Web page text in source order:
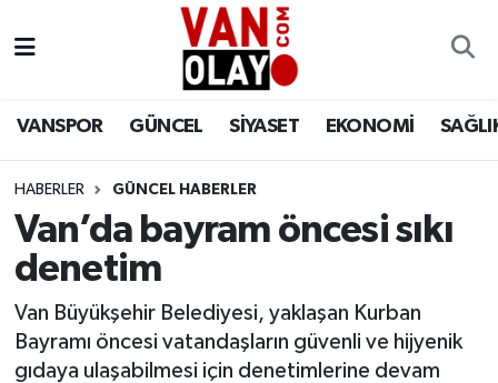
VANSPOR GÜNCEL SİYASET EKONOMİ
HABERLER GÜNCEL HABERLER
Van’da bayram öncesi sıkı
denetim
Van Büyükşehir Belediyesi, yaklaşan Kurban
Bayramı öncesi vatandaşların güvenli ve hijyenik
gıdaya ulaşabilmesi için denetimlerine devam
Siyaset
Ekonomi
Sağlık
Eğitim
Van Nöbetçi Eczaneler
Van Namaz Vakitleri
Van Trafik Yoğunluk Haritası
Süper Lig Puan Durumu ve Fikstür
Tüm Manşetler